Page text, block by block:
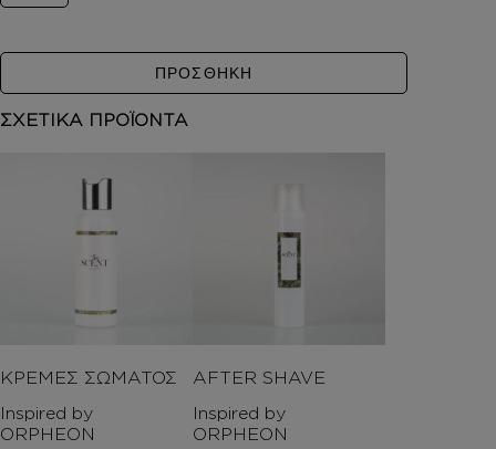
ΠΡΟΣΘΗΚΗ
ΣΧΕΤΙΚΑ ΠΡΟΪΟΝΤΑ
ΚΡΕΜΕΣ ΣΩΜΑΤΟΣ
Inspired by
ORPHEON
AFTER SHAVE
Inspired by
ORPHEON